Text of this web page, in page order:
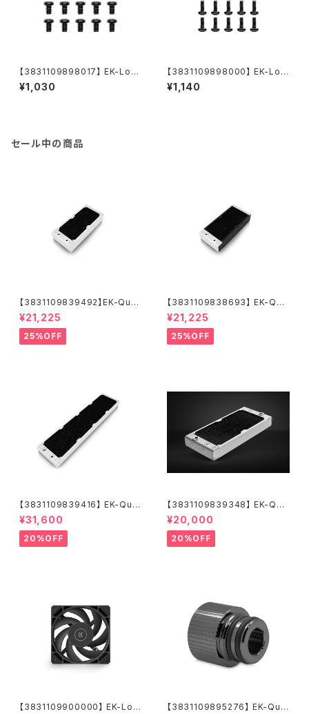
【3831109898017】 EK-Loo
p Phillips Head Screw Set
M4x5mm - Black (20pcs)
¥1,030
【3831109898000】 EK-Loo
p Phillips Head Screw Set
M4x10mm - Black (20pcs)
¥1,140
セール中の商品
【3831109839492】EK-Quan
tum Surface X240M - Whit
e
¥21,225
25%OFF
【3831109838693】 EK-Qua
ntum Surface X240M - Bla
ck
¥21,225
25%OFF
【3831109839416】 EK-Qua
ntum Surface P560M - Whi
te
¥31,600
20%OFF
【3831109839348】 EK-Qua
ntum Surface P280M X-Flo
w - White
¥20,000
20%OFF
【3831109900000】 EK-Loo
【3831109895276】 EK-Qua